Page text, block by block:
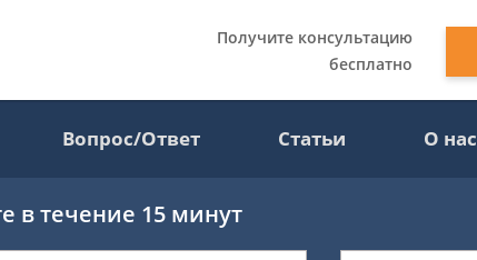
Получите консультацию
бесплатно
Вопрос/Ответ Статьи О нас
в течение 15 минут